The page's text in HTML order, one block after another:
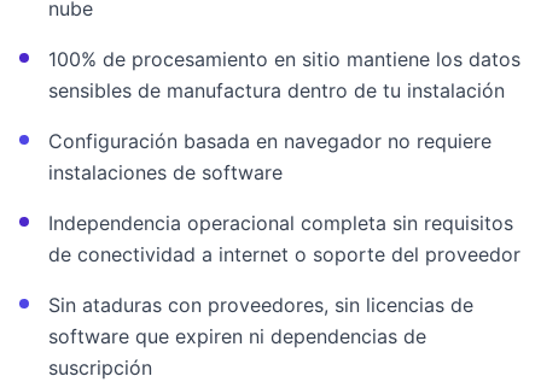
nube
100% de procesamiento en sitio mantiene los datos
sensibles de manufactura dentro de tu instalación
Configuración basada en navegador no requiere
instalaciones de software
Independencia operacional completa sin requisitos
de conectividad a internet o soporte del proveedor
Sin ataduras con proveedores, sin licencias de
software que expiren ni dependencias de
suscripción